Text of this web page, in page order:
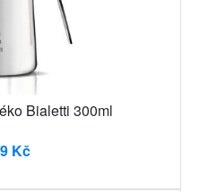
Bialetti 300ml
Kč